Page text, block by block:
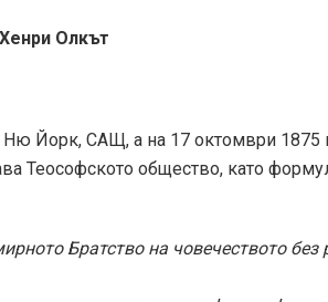
Олкът
Ню Йорк, САЩ, а на 17 октомври 1875
Теософското общество, като
Братство на човечеството без